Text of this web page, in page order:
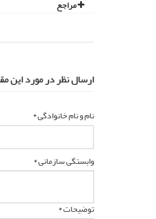
مراجع
ارسال نظر در مورد این
نام و نام خانوادگی *
وابستگی سازمانی *
توضیحات *